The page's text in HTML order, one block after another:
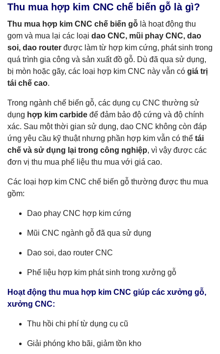
Thu mua hợp kim CNC chế biến gỗ là gì?
Thu mua hợp kim CNC chế biến gỗ là hoạt động thu
gom và mua lại các loại dao CNC, mũi phay CNC, dao
soi, dao router được làm từ hợp kim cứng, phát sinh trong
quá trình gia công và sản xuất đồ gỗ. Dù đã qua sử dụng,
bị mòn hoặc gãy, các loại hợp kim CNC này vẫn có giá trị
tái chế cao.
Trong ngành chế biến gỗ, các dụng cụ CNC thường sử
dụng hợp kim carbide để đảm bảo độ cứng và độ chính
xác. Sau một thời gian sử dụng, dao CNC không còn đáp
ứng yêu cầu kỹ thuật nhưng phần hợp kim vẫn có thể tái
chế và sử dụng lại trong công nghiệp, vì vậy được các
đơn vị thu mua phế liệu thu mua với giá cao.
Các loại hợp kim CNC chế biến gỗ thường được thu mua
gồm:
Dao phay CNC hợp kim cứng
Mũi CNC ngành gỗ đã qua sử dụng
Dao soi, dao router CNC
Phế liệu hợp kim phát sinh trong xưởng gỗ
Hoạt động thu mua hợp kim CNC giúp các xưởng gỗ,
xưởng CNC:
Thu hồi chi phí từ dụng cụ cũ
Giải phóng kho bãi, giảm tồn kho